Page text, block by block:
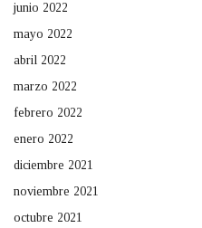
junio 2022
mayo 2022
abril 2022
marzo 2022
febrero 2022
enero 2022
diciembre 2021
noviembre 2021
octubre 2021